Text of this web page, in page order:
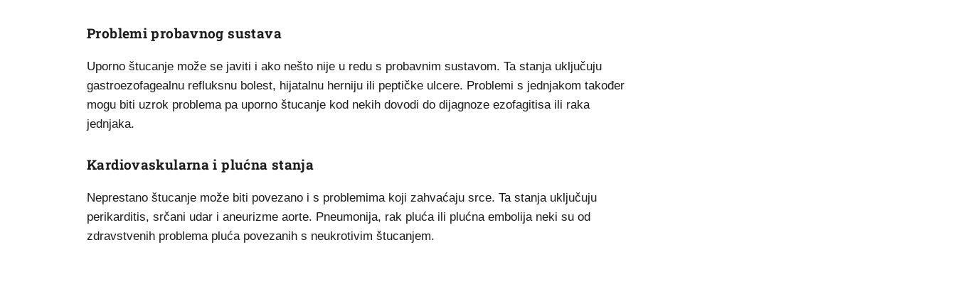
Problemi probavnog sustava
Uporno štucanje može se javiti i ako nešto nije u redu s probavnim sustavom. Ta stanja uključuju
gastroezofagealnu refluksnu bolest, hijatalnu herniju ili peptičke ulcere. Problemi s jednjakom također
mogu biti uzrok problema pa uporno štucanje kod nekih dovodi do dijagnoze ezofagitisa ili raka
jednjaka.
Kardiovaskularna i plućna stanja
Neprestano štucanje može biti povezano i s problemima koji zahvaćaju srce. Ta stanja uključuju
perikarditis, srčani udar i aneurizme aorte. Pneumonija, rak pluća ili plućna embolija neki su od
zdravstvenih problema pluća povezanih s neukrotivim štucanjem.